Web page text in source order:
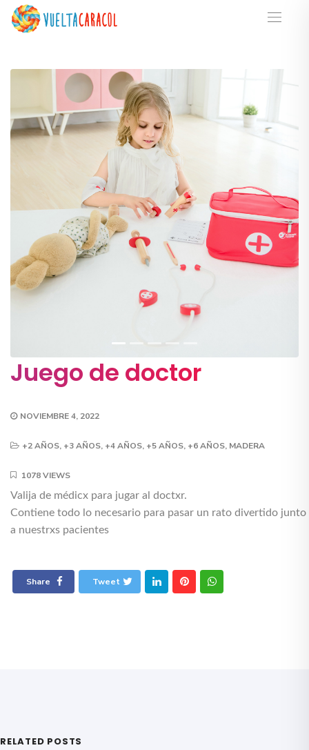
Juego de doctor
NOVIEMBRE 4, 2022
+2 AÑOS, +3 AÑOS, +4 AÑOS, +5 AÑOS, +6 AÑOS, MADERA
1078 VIEWS
Valija de médicx para jugar al doctxr.
Contiene todo lo necesario para pasar un rato divertido junto
a nuestrxs pacientes
Share Tweet
RELATED POSTS